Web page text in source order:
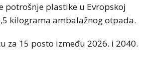
potrošnje plastike u Evropskoj
kilograma ambalažnog otpada.
15 posto između 2026. i 2040.